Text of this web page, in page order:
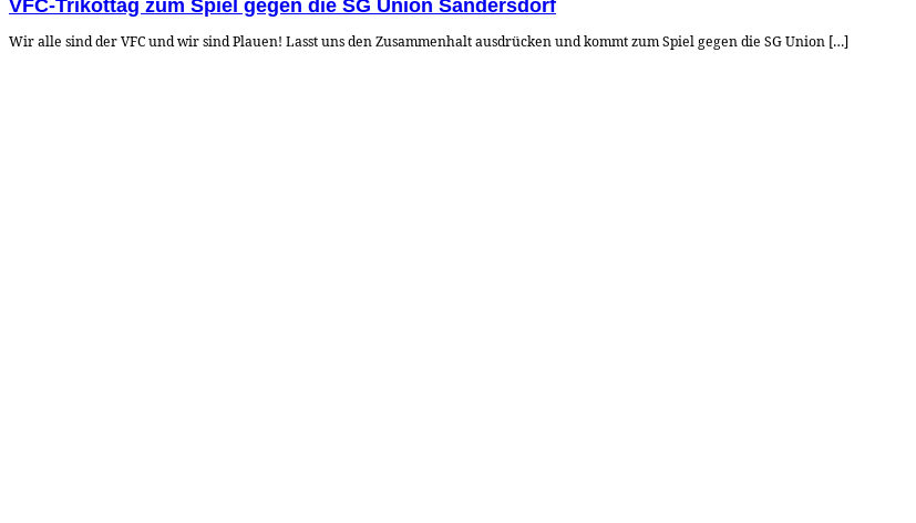
VFC-Trikottag zum Spiel gegen die SG Union Sandersdorf
Wir alle sind der VFC und wir sind Plauen! Lasst uns den Zusammenhalt ausdrücken und kommt zum Spiel gegen die SG Union […]